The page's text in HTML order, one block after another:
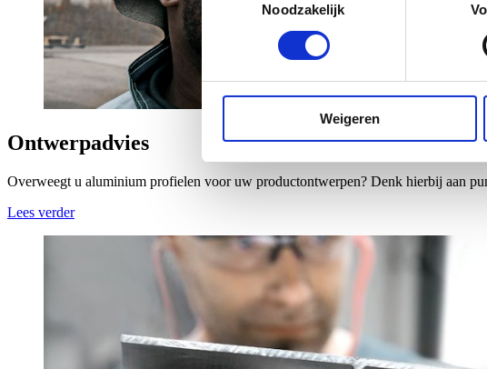
Noodzakelijk
Weigeren
Ontwerpadvies
Overweegt u aluminium profielen voor uw productontwerpen? Denk hierbij aan
Lees verder